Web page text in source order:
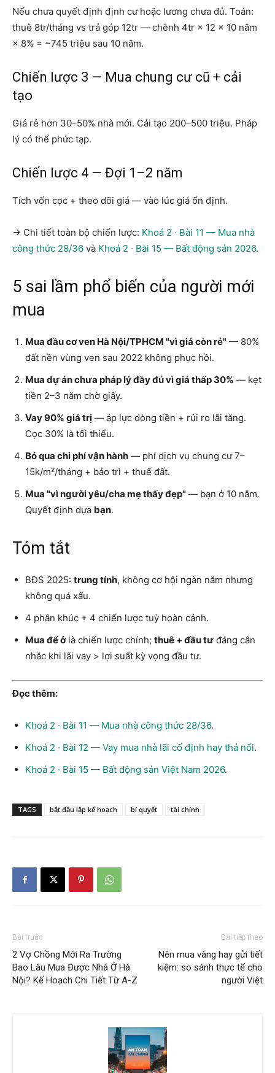
Nếu chưa quyết định định cư hoặc lương chưa đủ. Toán:
thuê 8tr/tháng vs trả góp 12tr — chênh 4tr × 12 × 10 năm
× 8% = ~745 triệu sau 10 năm.
Chiến lược 3 — Mua chung cư cũ + cải
tạo
Giá rẻ hơn 30–50% nhà mới. Cải tạo 200–500 triệu. Pháp
lý có thể phức tạp.
Chiến lược 4 — Đợi 1–2 năm
Tích vốn cọc + theo dõi giá — vào lúc giá ổn định.
→ Chi tiết toàn bộ chiến lược: Khoá 2 · Bài 11 — Mua nhà
công thức 28/36 và Khoá 2 · Bài 15 — Bất động sản 2026.
5 sai lầm phổ biến của người mới
mua
Mua đầu cơ ven Hà Nội/TPHCM "vì giá còn rẻ" — 80%
đất nền vùng ven sau 2022 không phục hồi.
Mua dự án chưa pháp lý đầy đủ vì giá thấp 30% — kẹt
tiền 2–3 năm chờ giấy.
Vay 90% giá trị — áp lực dòng tiền + rủi ro lãi tăng.
Cọc 30% là tối thiểu.
Bỏ qua chi phí vận hành — phí dịch vụ chung cư 7–
15k/m²/tháng + bảo trì + thuế đất.
Mua "vì người yêu/cha mẹ thấy đẹp" — bạn ở 10 năm.
Quyết định dựa bạn.
Tóm tắt
BĐS 2025: trung tính, không cơ hội ngàn năm nhưng
không quá xấu.
4 phân khúc + 4 chiến lược tuỳ hoàn cảnh.
Mua để ởlà chiến lược chính; thuê + đầu tư đáng cân
nhắc khi lãi vay > lợi suất kỳ vọng đầu tư.
Đọc thêm:
Khoá 2 · Bài 11 — Mua nhà công thức 28/36.
Khoá 2 · Bài 12 — Vay mua nhà lãi cố định hay thả nổi.
Khoá 2 · Bài 15 — Bất động sản Việt Nam 2026.
TAGS bắt đầu lập kế hoạch bí quyết tài chính
Bài trước
2 Vợ Chồng Mới Ra Trường
Bao Lâu Mua Được Nhà Ở Hà
Nội? Kế Hoạch Chi Tiết Từ A-Z
Bài tiếp theo
Nên mua vàng hay gửi tiết
kiệm: so sánh thực tế cho
người Việt